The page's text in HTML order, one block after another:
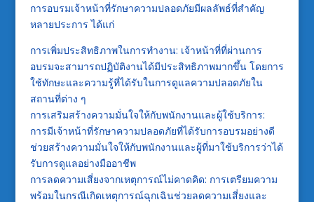
การอบรมเจ้าหน้าที่รักษาความปลอดภัยมีผลลัพธ์ที่สำคัญ
หลายประการ ได้แก่
การเพิ่มประสิทธิภาพในการทำงาน: เจ้าหน้าที่ที่ผ่านการ
อบรมจะสามารถปฏิบัติงานได้มีประสิทธิภาพมากขึ้น โดยการ
ใช้ทักษะและความรู้ที่ได้รับในการดูแลความปลอดภัยใน
สถานที่ต่าง ๆ
การเสริมสร้างความมั่นใจให้กับพนักงานและผู้ใช้บริการ:
การมีเจ้าหน้าที่รักษาความปลอดภัยที่ได้รับการอบรมอย่างดี
ช่วยสร้างความมั่นใจให้กับพนักงานและผู้ที่มาใช้บริการว่าได้
รับการดูแลอย่างมืออาชีพ
การลดความเสี่ยงจากเหตุการณ์ไม่คาดคิด: การเตรียมความ
พร้อมในกรณีเกิดเหตุการณ์ฉุกเฉินช่วยลดความเสี่ยงและ